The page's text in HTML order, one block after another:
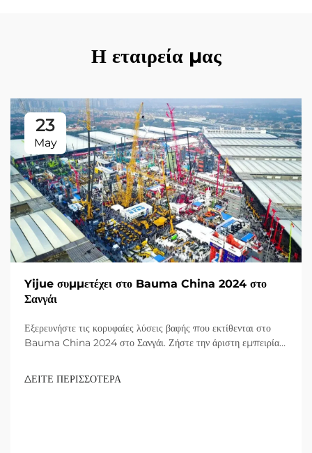
Η εταιρεία μας
23
May
Yijue συμμετέχει στο Bauma China 2024 στο
Σανγάι
Εξερευνήστε τις κορυφαίες λύσεις βαφής που εκτίθενται στο
Bauma China 2024 στο Σανγάι. Ζήστε την άριστη εμπειρία
ΔΕΙΤΕ ΠΕΡΙΣΣΟΤΕΡΑ